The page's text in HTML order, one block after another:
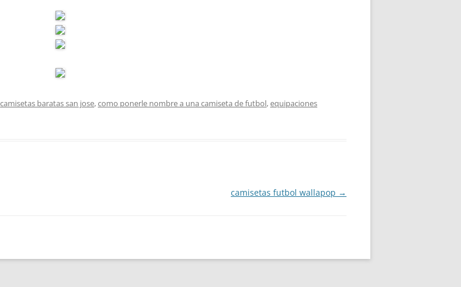
camisetas baratas san jose,como ponerle nombre a una camiseta de futbol,equipaciones
camisetas futbol wallapop →